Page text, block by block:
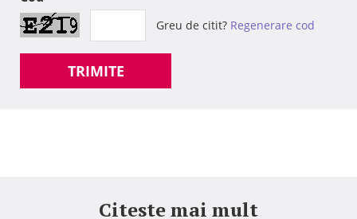
Greu de citit? Regenerare cod
TRIMITE
Citeste mai mult